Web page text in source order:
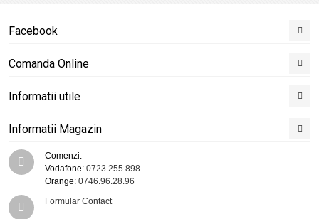
Facebook
Comanda Online
Informatii utile
Informatii Magazin
Comenzi:
Vodafone: 0723.255.898
Orange: 0746.96.28.96
Formular Contact